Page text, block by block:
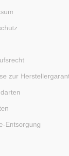
zur
Entsorgung